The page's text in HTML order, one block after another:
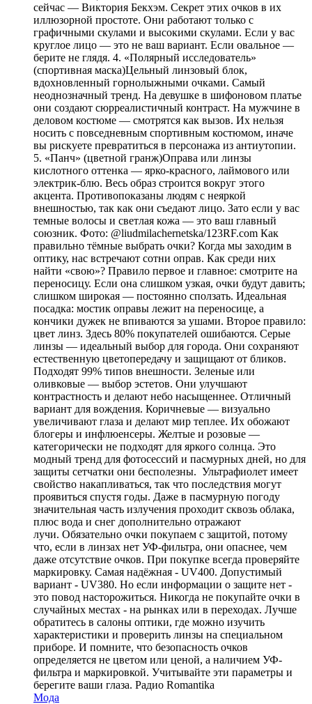
сейчас — Виктория Бекхэм. Секрет этих очков в их
иллюзорной простоте. Они работают только с
графичными скулами и высокими скулами. Если у вас
круглое лицо — это не ваш вариант. Если овальное —
берите не глядя. 4. «Полярный исследователь»
(спортивная маска)Цельный линзовый блок,
вдохновленный горнолыжными очками. Самый
неоднозначный тренд. На девушке в шифоновом платье
они создают сюрреалистичный контраст. На мужчине в
деловом костюме — смотрятся как вызов. Их нельзя
носить с повседневным спортивным костюмом, иначе
вы рискуете превратиться в персонажа из антиутопии.
5. «Панч» (цветной гранж)Оправа или линзы
кислотного оттенка — ярко-красного, лаймового или
электрик-блю. Весь образ строится вокруг этого
акцента. Противопоказаны людям с неяркой
внешностью, так как они съедают лицо. Зато если у вас
темные волосы и светлая кожа — это ваш главный
союзник. Фото: @liudmilachernetska/123RF.com Как
правильно тёмные выбрать очки? Когда мы заходим в
оптику, нас встречают сотни оправ. Как среди них
найти «свою»? Правило первое и главное: смотрите на
переносицу. Если она слишком узкая, очки будут давить;
слишком широкая — постоянно сползать. Идеальная
посадка: мостик оправы лежит на переносице, а
кончики дужек не впиваются за ушами. Второе правило:
цвет линз. Здесь 80% покупателей ошибаются. Серые
линзы — идеальный выбор для города. Они сохраняют
естественную цветопередачу и защищают от бликов.
Подходят 99% типов внешности. Зеленые или
оливковые — выбор эстетов. Они улучшают
контрастность и делают небо насыщеннее. Отличный
вариант для вождения. Коричневые — визуально
увеличивают глаза и делают мир теплее. Их обожают
блогеры и инфлюенсеры. Желтые и розовые —
категорически не подходят для яркого солнца. Это
модный тренд для фотосессий и пасмурных дней, но для
защиты сетчатки они бесполезны. Ультрафиолет имеет
свойство накапливаться, так что последствия могут
проявиться спустя годы. Даже в пасмурную погоду
значительная часть излучения проходит сквозь облака,
плюс вода и снег дополнительно отражают
лучи. Обязательно очки покупаем с защитой, потому
что, если в линзах нет УФ-фильтра, они опаснее, чем
даже отсутствие очков. При покупке всегда проверяйте
маркировку. Самая надёжная - UV400. Допустимый
вариант - UV380. Но если информации о защите нет -
это повод насторожиться. Никогда не покупайте очки в
случайных местах - на рынках или в переходах. Лучше
обратитесь в салоны оптики, где можно изучить
характеристики и проверить линзы на специальном
приборе. И помните, что безопасность очков
определяется не цветом или ценой, а наличием УФ-
фильтра и маркировкой. Учитывайте эти параметры и
берегите ваши глаза. Радио Romantika
Мода